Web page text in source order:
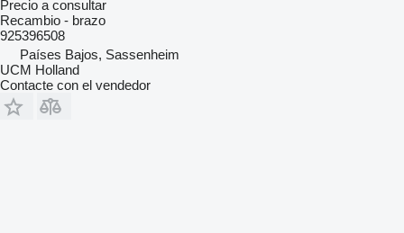
Precio a consultar
Recambio - brazo
925396508
Países Bajos, Sassenheim
UCM Holland
Contacte con el vendedor